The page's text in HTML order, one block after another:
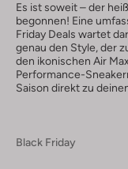
Es ist soweit – der
begonnen! Eine
Friday Deals wartet
genau den Style, der
den ikonischen Air
Performance-
Saison direkt zu
Black Friday